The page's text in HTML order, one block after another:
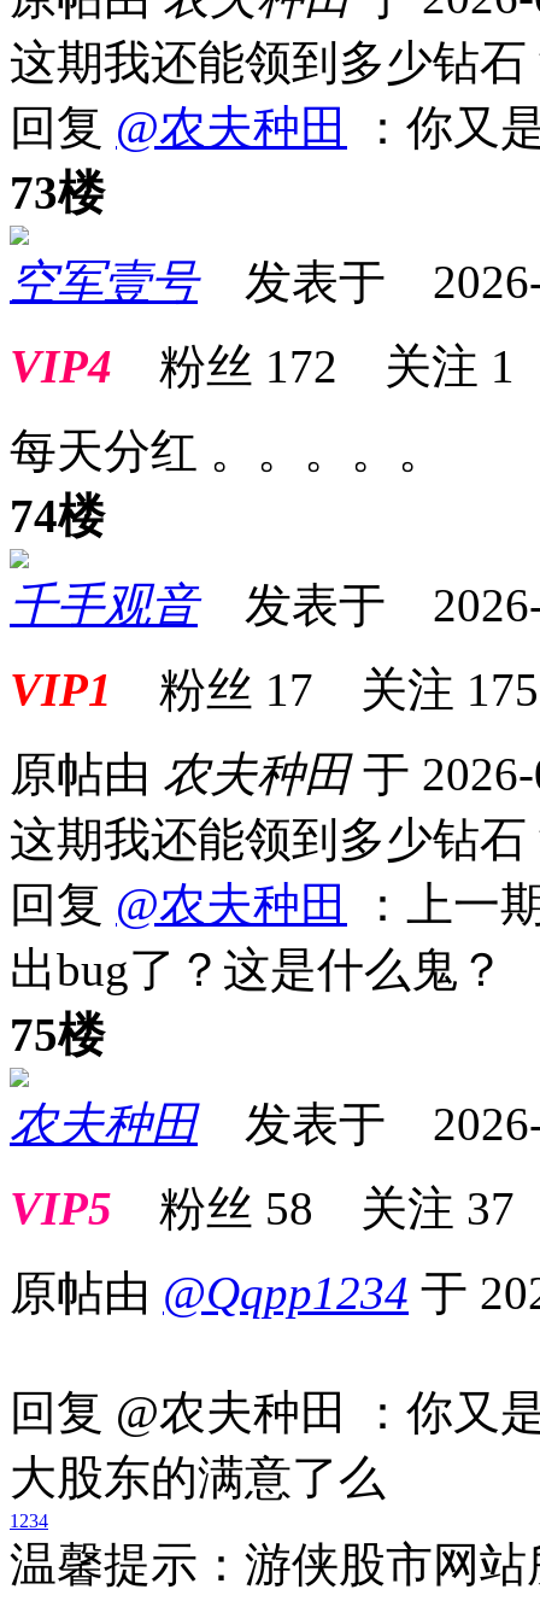
这期我还能领到多少钻
回复 @农夫种田
：你又
73楼
空军壹号发表于 2026-
VIP4 粉丝 172 关注 1
每天分红 。。。。。
74楼
千手观音发表于 2026-
VIP1 粉丝 17 关注 175
原帖由 农夫种田于
这期我还能领到多少钻
回复 @农夫种田
：上一
出bug了？这是什么鬼？
75楼
农夫种田发表于 2026-
VIP5 粉丝 58 关注 37
原帖由 @Qqpp1234 于
回复 @农夫种田 ：你又
大股东的满
1 234
温馨提示：游侠股市网